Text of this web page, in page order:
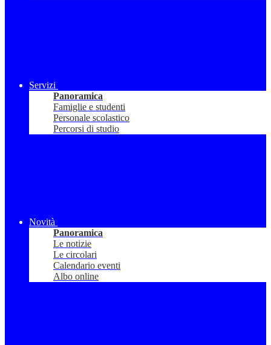
Servizi
Panoramica
Famiglie e studenti
Personale scolastico
Percorsi di studio
Novità
Panoramica
Le notizie
Le circolari
Calendario eventi
Albo online